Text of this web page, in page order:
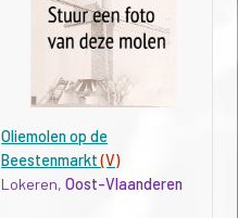
Oliemolen op de
Beestenmarkt(V)
Lokeren,Oost-Vlaanderen